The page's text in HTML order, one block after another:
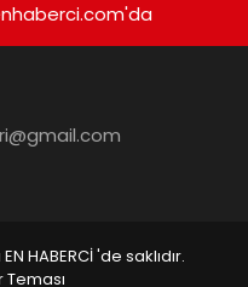
HABERCİ 'de saklıdır.